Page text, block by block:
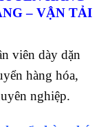
– VẬN TẢI
viên dày dặn
hàng hóa,
nghiệp.